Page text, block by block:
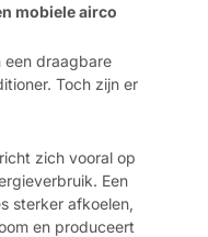
mobiele airco
een draagbare
Toch zijn er
zich vooral op
Een
sterker afkoelen,
en produceert